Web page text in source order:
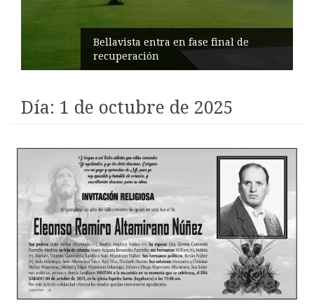
Impulsan turismo comunitario en
Pilahuín
Día: 1 de octubre de 2025